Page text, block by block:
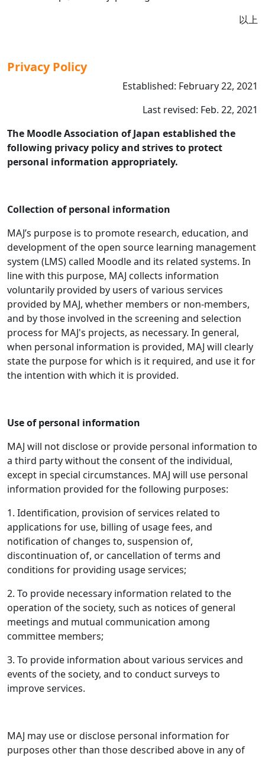
以上
Privacy Policy
Established: February 22, 2021
Last revised: Feb. 22, 2021
The Moodle Association of Japan established the
following privacy policy and strives to protect
personal information appropriately.
Collection of personal information
MAJ’s purpose is to promote research, education, and
development of the open source learning management
system (LMS) called Moodle and its related systems. In
line with this purpose, MAJ collects information
voluntarily provided by users of various services
provided by MAJ, whether members or non-members,
and by those involved in the screening and selection
process for MAJ's projects, as necessary. In general,
when personal information is provided, MAJ will clearly
state the purpose for which is it required, and use it for
the intention with which it is provided.
Use of personal information
MAJ will not disclose or provide personal information to
a third party without the consent of the individual,
except in special circumstances. MAJ will use personal
information provided for the following purposes:
1. Identification, provision of services related to
applications for use, billing of usage fees, and
notification of changes to, suspension of,
discontinuation of, or cancellation of terms and
conditions for providing usage services;
2. To provide necessary information related to the
operation of the society, such as notices of general
meetings and mutual communication among
committee members;
3. To provide information about various services and
events of the society, and to conduct surveys to
improve services.
MAJ may use or disclose personal information for
purposes other than those described above in any of